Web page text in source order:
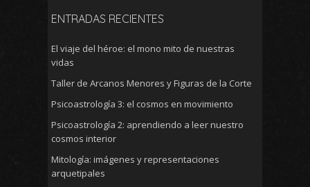
ENTRADAS RECIENTES
El viaje del héroe: el mono mito de nuestras
vidas
Taller de Arcanos Menores y Figuras de la Corte
Psicoastrología 3: el cosmos en movimiento
Psicoastrología 2: aprendiendo a leer nuestro
cosmos interior
Mitología: imágenes y representaciones
arquetipales